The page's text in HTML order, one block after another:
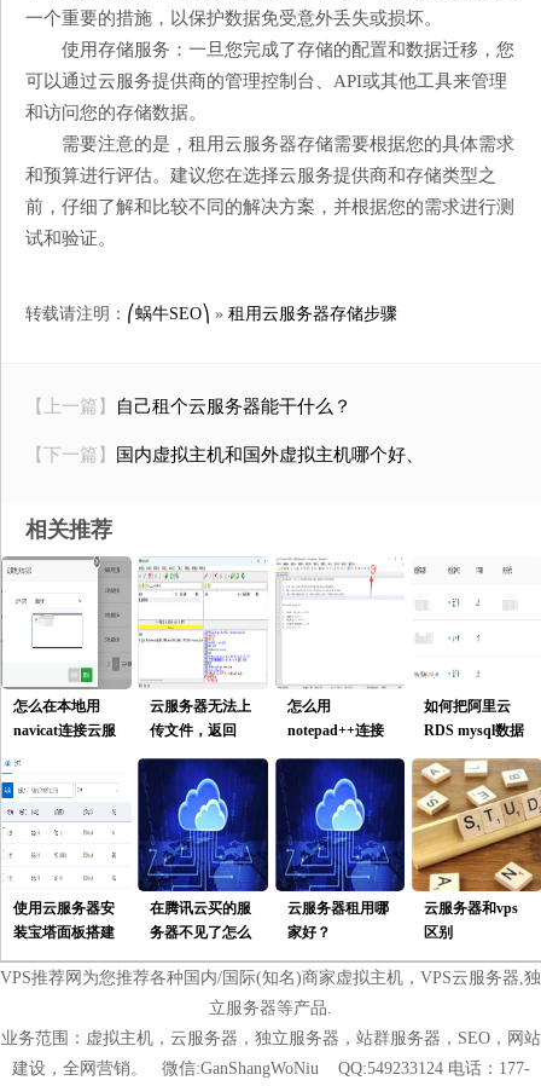
一个重要的措施，以保护数据免受意外丢失或损坏。
使用存储服务：一旦您完成了存储的配置和数据迁移，您
可以通过云服务提供商的管理控制台、API或其他工具来管理
和访问您的存储数据。
需要注意的是，租用云服务器存储需要根据您的具体需求
和预算进行评估。建议您在选择云服务提供商和存储类型之
前，仔细了解和比较不同的解决方案，并根据您的需求进行测
试和验证。
转载请注明： ⎛蜗牛SEO⎞ » 租用云服务器存储步骤
【上一篇】 自己租个云服务器能干什么？
【下一篇】 国内虚拟主机和国外虚拟主机哪个好、
相关推荐
怎么在本地用
navicat连接云服
云服务器无法上
传文件，返回
553 can‘t open
file:permission
denied
怎么用
notepad++连接
云服务器在线修
改网站程序代
码？227
Entering Passive
Mode
如何把阿里云
RDS mysql数据
库的数据导出并
导入自建数据
库？
使用云服务器安
装宝塔面板搭建
网站运行环境使
用指南[基础]
在腾讯云买的服
务器不见了怎么
办？
云服务器租用哪
家好？
云服务器和vps
区别
VPS推荐网为您推荐各种国内/国际(知名)商家虚拟主机，VPS云服务器,独
立服务器等产品.
业务范围：虚拟主机，云服务器，独立服务器，站群服务器，SEO，网站
建设，全网营销。 微信:GanShangWoNiu QQ:549233124 电话：177-